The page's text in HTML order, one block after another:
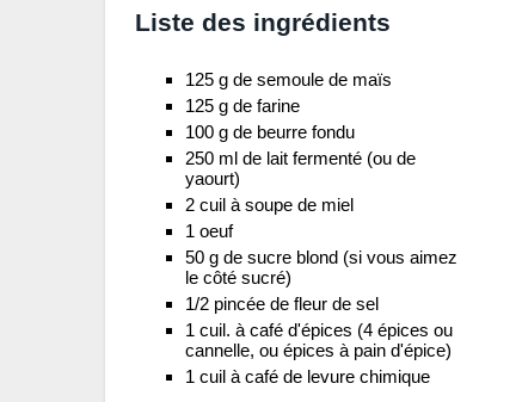
Liste des ingrédients
125 g de semoule de maïs
125 g de farine
100 g de beurre fondu
250 ml de lait fermenté (ou de
yaourt)
2 cuil à soupe de miel
1 oeuf
50 g de sucre blond (si vous aimez
le côté sucré)
1/2 pincée de fleur de sel
1 cuil. à café d'épices (4 épices ou
cannelle, ou épices à pain d'épice)
1 cuil à café de levure chimique